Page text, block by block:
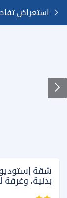
استعراض
شقة إستوديو
بدنية، وغرفة